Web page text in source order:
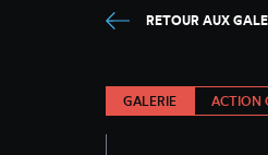
RETOUR AUX
GALERIE ACTION